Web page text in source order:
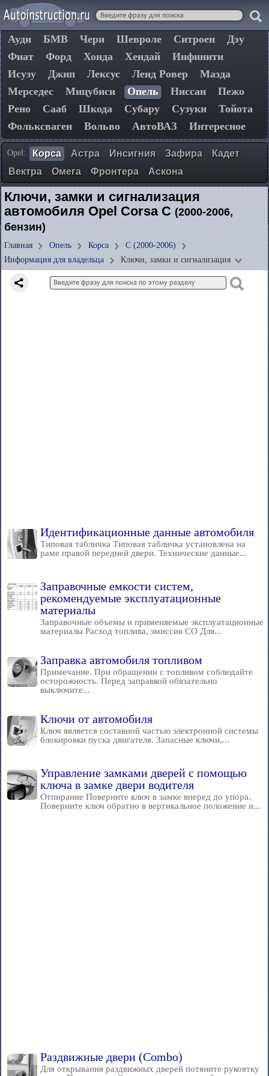
Ауди БМВ Чери Шевроле Ситроен
Дэу
Фиат
Форд Хонда Хендай
Инфинити
Исузу
Джип Лексус Ленд Ровер
Мазда
Мерседес
Мицубиси Опель Ниссан
Пежо
Рено
Сааб Шкода Субару Сузуки
Тойота
Фольксваген
Вольво АвтоВАЗ Интересное
Opel: Корса Астра Инсигния Зафира
Кадет
Вектра
Омега Фронтера Аскона
Ключи, замки и сигнализация
автомобиля Opel Corsa C (2000-2006,
бензин)
Главная Опель Корса
C (2000-2006)
Информация для владельца
Ключи, замки и сигнализация
Идентификационные данные автомобиля
Типовая табличка Типовая табличка установлена на
раме правой передней двери. Технические данные...
Заправочные емкости систем,
рекомендуемые эксплуатационные
материалы
Заправочные объемы и применяемые эксплуатационные
материалы Расход топлива, эмиссия СО Для...
Заправка автомобиля топливом
Примечание. При обращении с топливом соблюдайте
осторожность. Перед заправкой обязательно
выключите...
Ключи от автомобиля
Ключ является составной частью электронной системы
блокировки пуска двигателя. Запасные ключи,...
Управление замками дверей с помощью
ключа в замке двери водителя
Отпирание Поверните ключ в замке вперед до упора.
Поверните ключ обратно в вертикальное положение и...
Раздвижные двери (Combo)
Для открывания раздвижных дверей потяните рукоятку